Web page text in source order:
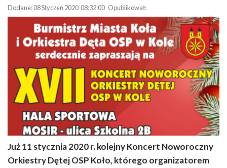
Dodane: 08 Styczeń 2020 08:32:00 Opublikował:
Zapraszamy na XVII Koncert Noworoczny Orkiestry Dętej OSP w Kole
Już 11 stycznia 2020 r. kolejny Koncert Noworoczny
Orkiestry Dętej OSP Koło, którego organizatorem